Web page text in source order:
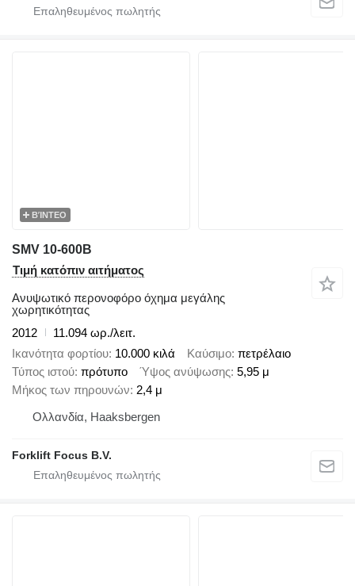
ΒΊΝΤΕΟ
SMV 10-600B
Τιμή κατόπιν αιτήματος
Ανυψωτικό περονοφόρο όχημα μεγάλης
χωρητικότητας
2012
11.094 ωρ./λειτ.
Ικανότητα φορτίου 10.000 κιλά Καύσιμο πετρέλαιο
Τύπος ιστού πρότυπο Ύψος ανύψωσης 5,95 μ
Μήκος των πηρουνών 2,4 μ
Ολλανδία, Haaksbergen
Forklift Focus B.V.